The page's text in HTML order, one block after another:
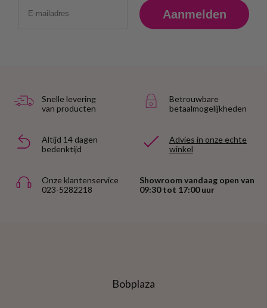
Aanmelden
Snelle levering
van producten
Betrouwbare
betaalmogelijkheden
Altijd 14 dagen
bedenktijd
Advies in onze echte
winkel
Onze klantenservice
023-5282218
Showroom vandaag open van
09:30 tot 17:00 uur
Bobplaza